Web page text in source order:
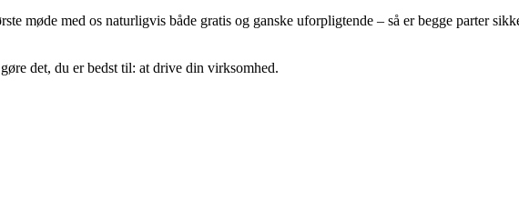
møde med os naturligvis både gratis og ganske uforpligtende – så er begge parter
det, du er bedst til: at drive din virksomhed.